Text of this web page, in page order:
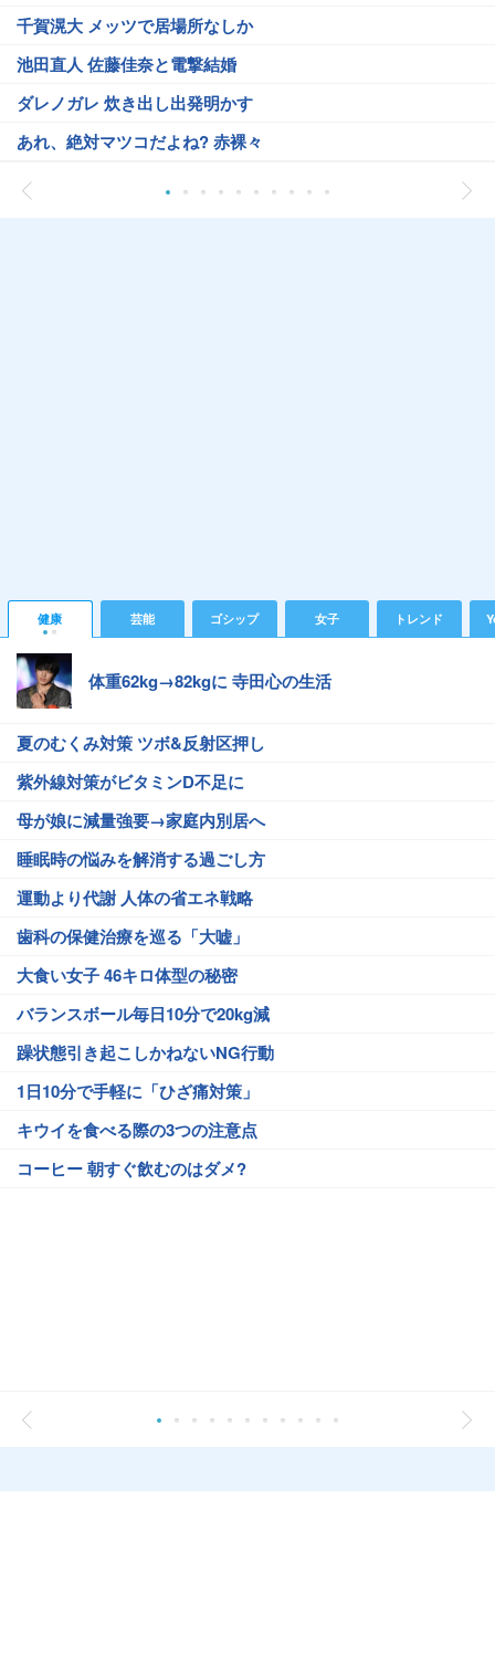
千賀滉大 メッツで居場所なしか
池田直人 佐藤佳奈と電撃結婚
ダレノガレ 炊き出し出発明かす
あれ、絶対マツコだよね? 赤裸々
健康 芸能 ゴシップ 女子 トレンド
体重62kg→82kgに 寺田心の生活
夏のむくみ対策 ツボ&反射区押し
紫外線対策がビタミンD不足に
母が娘に減量強要→家庭内別居へ
睡眠時の悩みを解消する過ごし方
運動より代謝 人体の省エネ戦略
歯科の保健治療を巡る「大嘘」
大食い女子 46キロ体型の秘密
バランスボール毎日10分で20kg減
躁状態引き起こしかねないNG行動
1日10分で手軽に「ひざ痛対策」
キウイを食べる際の3つの注意点
コーヒー 朝すぐ飲むのはダメ?